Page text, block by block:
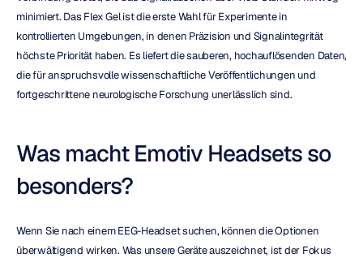
minimiert. Das Flex Gel ist die erste Wahl für Experimente in
kontrollierten Umgebungen, in denen Präzision und Signalintegrität
höchste Priorität haben. Es liefert die sauberen, hochauflösenden Daten,
die für anspruchsvolle wissenschaftliche Veröffentlichungen und
fortgeschrittene neurologische Forschung unerlässlich sind.
Was macht Emotiv Headsets so
besonders?
Wenn Sie nach einem EEG-Headset suchen, können die Optionen
überwältigend wirken. Was unsere Geräte auszeichnet, ist der Fokus